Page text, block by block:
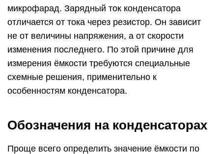
микрофарад. Зарядный ток конденсатора
отличается от тока через резистор. Он зависит
не от величины напряжения, а от скорости
изменения последнего. По этой причине для
измерения ёмкости требуются специальные
схемные решения, применительно к
особенностям конденсатора.
Обозначения на конденсаторах
Проще всего определить значение ёмкости по